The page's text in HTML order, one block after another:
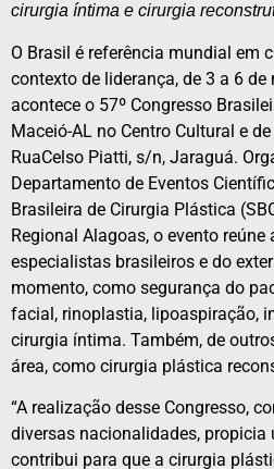
cirurgia íntima e cirurgia
O Brasil é referência mundial em
contexto de liderança, de 3 a 6 de
acontece o 57º Congresso
Maceió-AL no Centro Cultural e
RuaCelso Piatti, s/n, Jaraguá.
Departamento de Eventos
Brasileira de Cirurgia Plástica
Regional Alagoas, o evento
especialistas brasileiros e do
momento, como segurança do
facial, rinoplastia, lipoaspiração,
cirurgia íntima. Também, de
área, como cirurgia plástica
“A realização desse Congresso,
diversas nacionalidades, propicia
contribui para que a cirurgia